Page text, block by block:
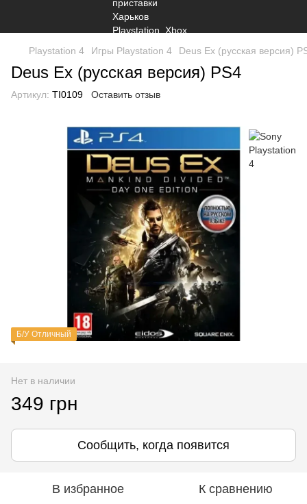
Playstation 4 Игры Playstation 4 Deus Ex (русская версия)
Deus Ex (русская версия) PS4
Артикул: TI0109 Оставить отзыв
Б/У Отличный
Нет в наличии
349 грн
Сообщить, когда появится
В избранное К сравнению